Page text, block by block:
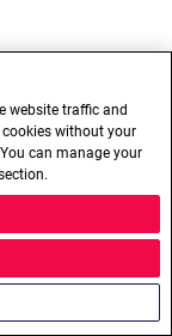
website traffic and
without your
can manage your